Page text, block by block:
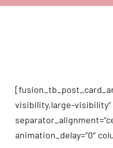
visibility,large-visibility“
animation_delay=“0″